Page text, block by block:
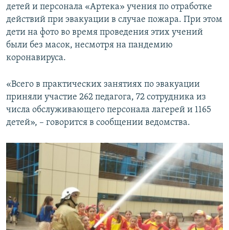
детей и персонала «Артека» учения по отработке
действий при эвакуации в случае пожара. При этом
дети на фото во время проведения этих учений
были без масок, несмотря на пандемию
коронавируса.
«Всего в практических занятиях по эвакуации
приняли участие 262 педагога, 72 сотрудника из
числа обслуживающего персонала лагерей и 1165
детей», – говорится в сообщении ведомства.